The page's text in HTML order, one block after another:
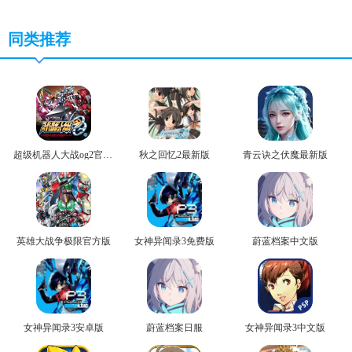
同类推荐
秋之回忆2最新版 青云诀之伏魔最新版
英雄大战争极限官方版 女神异闻录3免费版 蔚蓝档案中文版
女神异闻录3安卓版 蔚蓝档案日服 女神异闻录3中文版